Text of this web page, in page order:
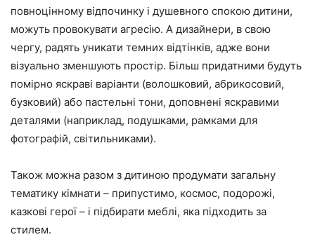
повноцінному відпочинку і душевного спокою дитини,
можуть провокувати агресію. А дизайнери, в свою
чергу, радять уникати темних відтінків, адже вони
візуально зменшують простір. Більш придатними будуть
помірно яскраві варіанти (волошковий, абрикосовий,
бузковий) або пастельні тони, доповнені яскравими
деталями (наприклад, подушками, рамками для
фотографій, світильниками).
Також можна разом з дитиною продумати загальну
тематику кімнати – припустимо, космос, подорожі,
казкові герої – і підбирати меблі, яка підходить за
стилем.